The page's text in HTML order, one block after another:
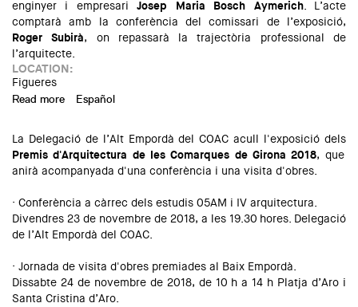
enginyer i empresariJosep Maria Bosch Aymerich. L’acte
comptarà amb la conferència del comissari de l’exposició,
Roger Subirà, on repassarà la trajectòria professional de
l’arquitecte.
LOCATION:
Figueres
Read more about Exposició: "Col·leccions COAC. 17 / Josep M. Bosch
Español
La Delegació de l’Alt Empordà del COAC acull l'exposició dels
Premis d'Arquitectura de les Comarques de Girona 2018, que
anirà acompanyada d'una conferència i una visita d'obres.
· Conferència a càrrec dels estudis 05AM i IV arquitectura.
Divendres 23 de novembre de 2018, a les 19.30 hores. Delegació
de l’Alt Empordà del COAC.
· Jornada de visita d'obres premiades al Baix Empordà.
Dissabte 24 de novembre de 2018, de 10 h a 14 h Platja d’Aro i
Santa Cristina d’Aro.